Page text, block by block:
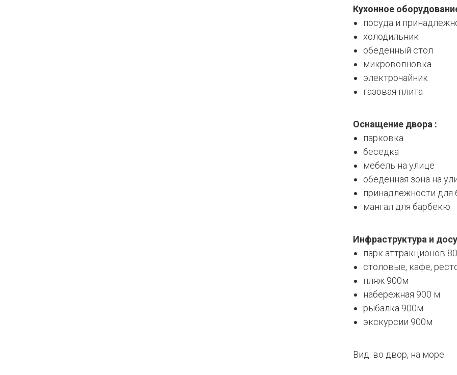
Кухонное
посуда и
холодильник
обеденный стол
микроволновка
электрочайник
газовая плита
Оснащение двора :
парковка
беседка
мебель на улице
обеденная зона на
принадлежности для
мангал для барбекю
Инфраструктура и
парк аттракционов
столовые, кафе,
пляж 900м
набережная 900 м
рыбалка 900м
экскурсии 900м
Вид: во двор, на море